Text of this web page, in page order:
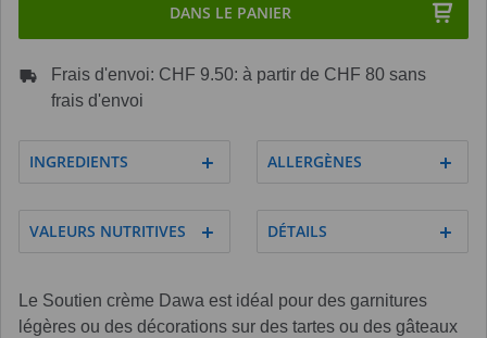
DANS LE PANIER
Frais d'envoi: CHF 9.50: à partir de CHF 80 sans
frais d'envoi
INGREDIENTS ALLERGÈNES
VALEURS NUTRITIVES DÉTAILS
Le Soutien crème Dawa est idéal pour des garnitures
légères ou des décorations sur des tartes ou des gâteaux